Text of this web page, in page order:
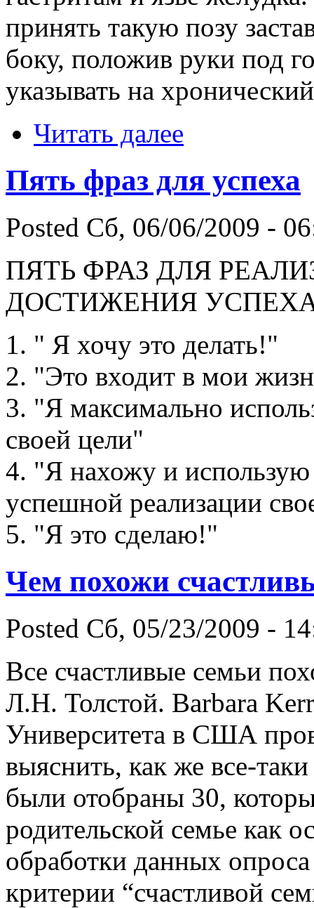
принять такую позу
боку, положив руки под
указывать на
Читать далее
Пять фраз для успеха
Posted Сб, 06/06/2009 -
ПЯТЬ ФРАЗ ДЛЯ
ДОСТИЖЕНИЯ
1. " Я хочу это делать!"
2. "Это входит в мои
3. "Я максимально
своей цели"
4. "Я нахожу и
успешной реализации
5. "Я это сделаю!"
Чем похожи
Posted Сб, 05/23/2009 -
Все счастливые семьи
Л.Н. Толстой. Barbara
Университета в США
выяснить, как же все-
были отобраны 30,
родительской семье как
обработки данных
критерии “счастливой